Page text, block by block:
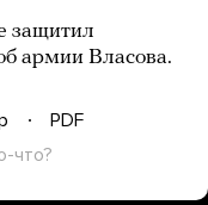
защитил
армии Власова.
PDF
что?